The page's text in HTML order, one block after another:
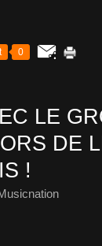
0
LE
DE
!